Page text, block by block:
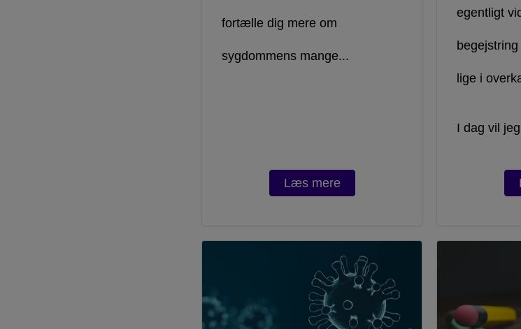
fortælle dig mere om
sygdommens mange...
Læs mere
egentligt
lige i
I dag vil